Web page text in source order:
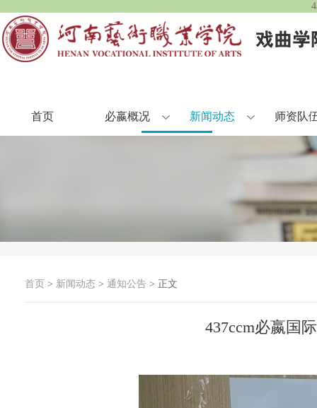
首页 必嬴概况 新闻动态 师资队
首页 > 新闻动态 > 通知公告 > 正文
437ccm必嬴国